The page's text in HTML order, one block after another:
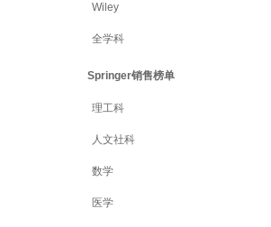
Wiley
全学科
Springer销售榜单
理工科
人文社科
数学
医学